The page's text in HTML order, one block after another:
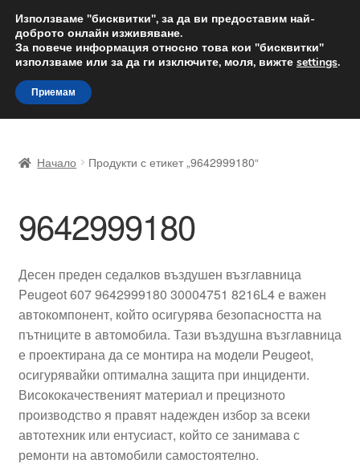
ДОСТАВКА от 12 лв.
Доставка по целия свят
Skip
to
navigation
Skip
to
content
Доставка по целия свят
Жалби
Количка
Контакт
Моята сметка
Плащанията
Начало Продукти с етикет „9642999180“
9642999180
Десен преден седалков въздушен възглавница
Peugeot 607 9642999180 30004751 8216L4 е важен
автокомпонент, който осигурява безопасността на
пътниците в автомобила. Тази въздушна възглавница
е проектирана да се монтира на модели Peugeot,
осигурявайки оптимална защита при инциденти.
Висококачественият материал и прецизното
производство я правят надежден избор за всеки
автотехник или ентусиаст, който се занимава с
ремонти на автомобили самостоятелно.
Използваме "бисквитки", за да ви предоставим най-
доброто онлайн изживяване.
За повече информация относно това кои "бисквитки"
използваме или за да ги изключите, моля, вижте settings.
Приемам